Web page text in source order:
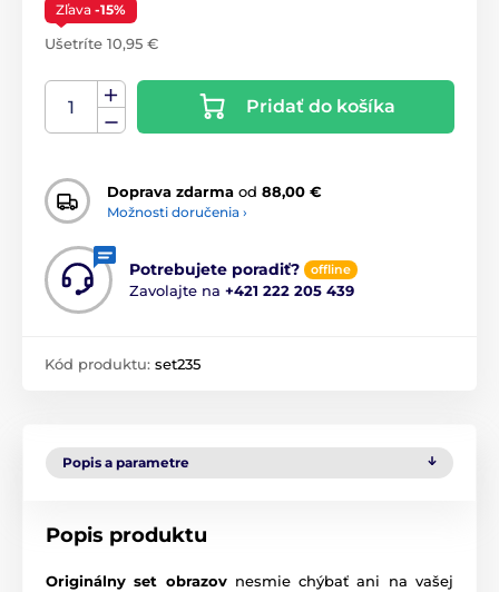
Zľava -15%
Ušetríte 10,95 €
Pridať do košíka
Doprava zdarma od 88,00 €
Možnosti doručenia ›
Potrebujete poradiť? offline
Zavolajte na +421 222 205 439
Kód produktu: set235
Popis a parametre
Popis produktu
Originálny set obrazov nesmie chýbať ani na vašej